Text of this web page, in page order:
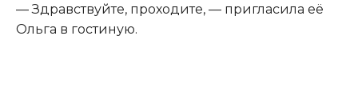
— Здравствуйте, проходите, — пригласила её
Ольга в гостиную.